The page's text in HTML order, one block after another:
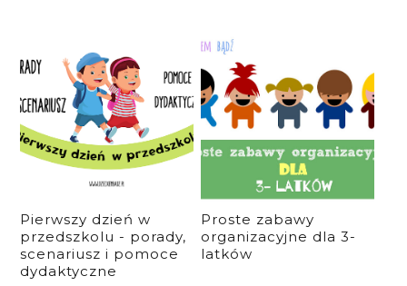
Pierwszy dzień w
przedszkolu - porady,
scenariusz i pomoce
dydaktyczne
Proste zabawy
organizacyjne dla 3-
latków